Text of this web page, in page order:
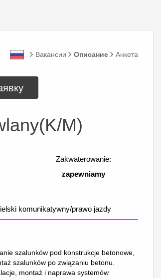
Вакансии Описание Анкета
M)
Zakwaterowanie:
zapewniamy
komunikatywny/prawo jazdy
szalunków pod konstrukcje betonowe,
szalunków po związaniu betonu.
montaż i naprawa systemów